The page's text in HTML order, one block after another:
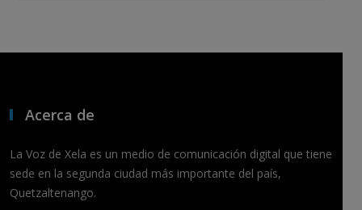
Acerca de
La Voz de Xela es un medio de comunicación digital que tiene
sede en la segunda ciudad más importante del país,
Quetzaltenango.